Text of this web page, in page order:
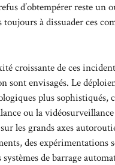
d’obtempérer reste un
toujours à dissuader ces
croissante de ces
sont envisagés. Le
plus sophistiqués,
ou la
les grands axes
des expérimentations
de barrage